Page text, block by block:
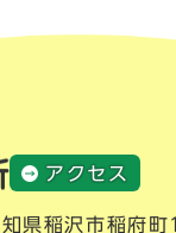
アクセス
稲沢市稲府町1